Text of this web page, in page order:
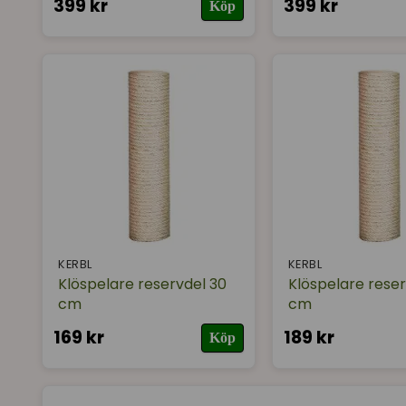
399 kr Köp 399 kr
KERBL
Klöspelare reservdel 30
cm
169 kr Köp
KERBL
Klöspelare
cm
189 kr